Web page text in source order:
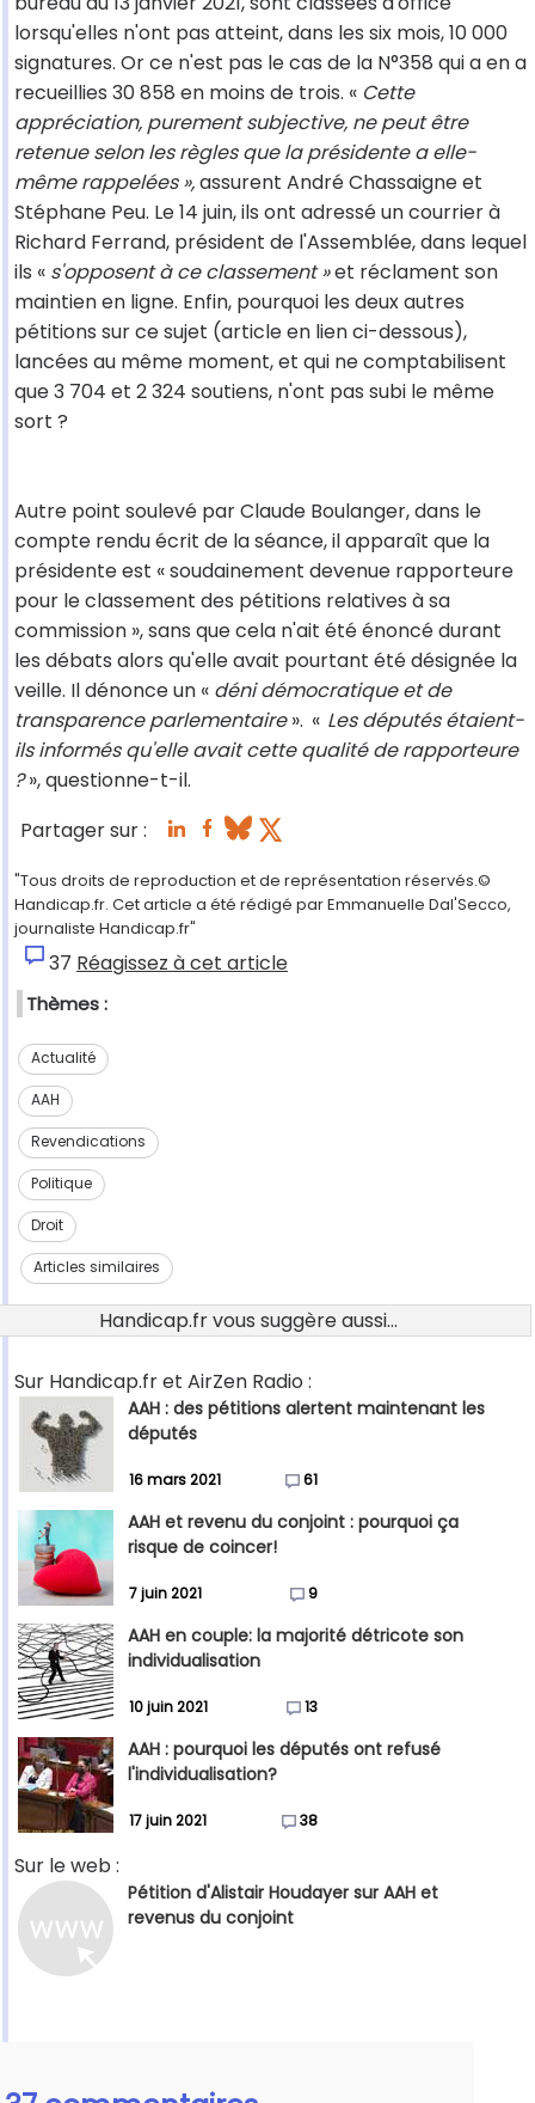
lorsqu'elles n'ont pas atteint, dans les six mois, 10 000
signatures. Or ce n'est pas le cas de la N°358 qui a en a
recueillies 30 858 en moins de trois. « Cette
appréciation, purement subjective, ne peut être
retenue selon les règles que la présidente a elle-
même rappelées »,assurent André Chassaigne et
Stéphane Peu. Le 14 juin, ils ont adressé un courrier à
Richard Ferrand, président de l'Assemblée, dans lequel
ils « s'opposent à ce classement »et réclament son
maintien en ligne. Enfin, pourquoi les deux autres
pétitions sur ce sujet (article en lien ci-dessous),
lancées au même moment, et qui ne comptabilisent
que 3 704 et 2 324 soutiens, n'ont pas subi le même
sort ?
Autre point soulevé par Claude Boulanger, dans le
compte rendu écrit de la séance, il apparaît que la
présidente est « soudainement devenue rapporteure
pour le classement des pétitions relatives à sa
commission », sans que cela n'ait été énoncé durant
les débats alors qu'elle avait pourtant été désignée la
veille. Il dénonce un « déni démocratique et de
transparence parlementaire». « Les députés étaient-
ils informés qu'elle avait cette qualité de rapporteure
?», questionne-t-il.
Partager sur :
"Tous droits de reproduction et de représentation réservés.©
Handicap.fr. Cet article a été rédigé par Emmanuelle Dal'Secco,
journaliste Handicap.fr"
37 Réagissez à cet article
Thèmes :
Actualité
AAH
Revendications
Politique
Droit
Articles similaires
Handicap.fr vous suggère aussi...
Sur Handicap.fr et AirZen Radio :
AAH : des pétitions alertent maintenant les
députés
16 mars 2021 61
AAH et revenu du conjoint : pourquoi ça
risque de coincer!
7 juin 2021 9
AAH en couple: la majorité détricote son
individualisation
10 juin 2021 13
AAH : pourquoi les députés ont refusé
l'individualisation?
17 juin 2021 38
Sur le web :
Pétition d'Alistair Houdayer sur AAH et
revenus du conjoint